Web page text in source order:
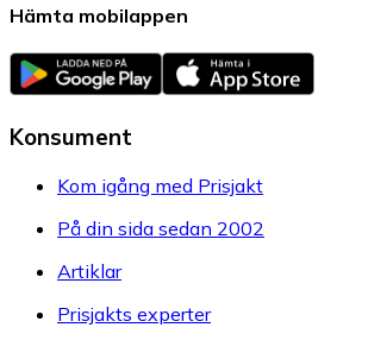
Hämta mobilappen
Konsument
Kom igång med Prisjakt
På din sida sedan 2002
Artiklar
Prisjakts experter